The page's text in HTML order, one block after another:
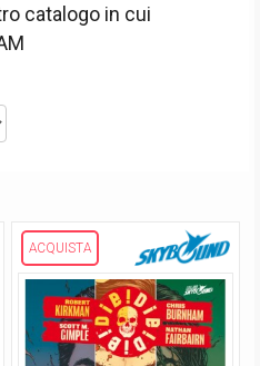
catalogo in cui
ACQUISTA